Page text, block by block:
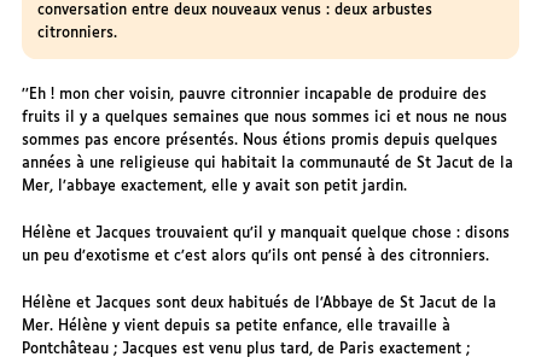
conversation entre deux nouveaux venus : deux arbustes
citronniers.
’’Eh ! mon cher voisin, pauvre citronnier incapable de produire des
fruits il y a quelques semaines que nous sommes ici et nous ne nous
sommes pas encore présentés. Nous étions promis depuis quelques
années à une religieuse qui habitait la communauté de St Jacut de la
Mer, l’abbaye exactement, elle y avait son petit jardin.
Hélène et Jacques trouvaient qu’il y manquait quelque chose : disons
un peu d’exotisme et c’est alors qu’ils ont pensé à des citronniers.
Hélène et Jacques sont deux habitués de l’Abbaye de St Jacut de la
Mer. Hélène y vient depuis sa petite enfance, elle travaille à
Pontchâteau ; Jacques est venu plus tard, de Paris exactement ;